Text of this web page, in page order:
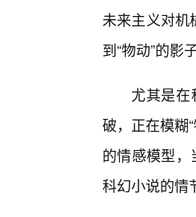
未来主义对机
到“物动”的影子
尤其是
破，正在模糊
的情感模型，
科幻小说的情